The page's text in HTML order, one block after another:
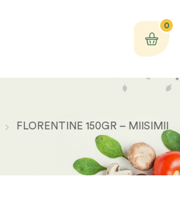
0
FLORENTINE 150GR – MIISIMII